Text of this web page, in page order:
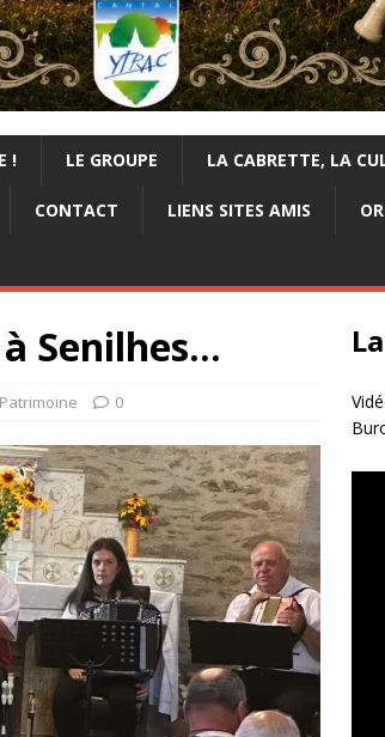
! LE GROUPE LA CABRETTE, LA
CONTACT LIENS SITES AMIS
Senilhes…
Patrimoine 0